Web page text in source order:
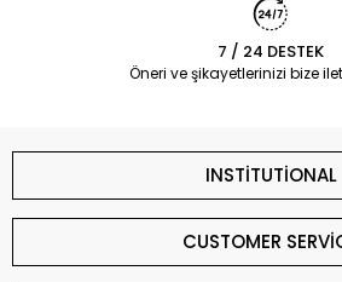
7 / 24 DESTEK
Öneri ve şikayetlerinizi bize
INSTİTUTİONAL
CUSTOMER